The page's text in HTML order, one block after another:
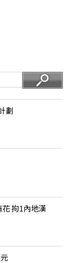
劃
拘1內地漢